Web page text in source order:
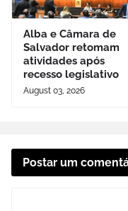
Alba e Câmara de
Salvador retomam
atividades após
recesso legislativo
August 03, 2026
Postar um